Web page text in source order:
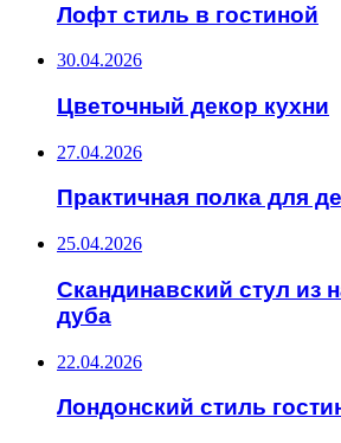
Лофт стиль в гостиной
30.04.2026
Цветочный декор кухни
27.04.2026
Практичная полка для
25.04.2026
Скандинавский стул из
дуба
22.04.2026
Лондонский стиль